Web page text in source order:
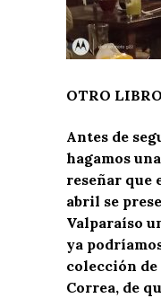
OTRO
Antes de
hagamos
reseñar que
abril se
Valparaíso
ya
colección
Correa, de